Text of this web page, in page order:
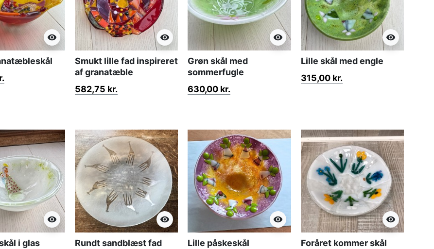
visibility visibility
Smukt lille fad inspireret
af granatæble
582,75 kr.
visibility
Grøn skål med
sommerfugle
630,00 kr.
visibility
Lille skål med engle
315,00 kr.
visibility
i glas
visibility
Rundt sandblæst fad
visibility
Lille påskeskål
visibility
Foråret kommer skål